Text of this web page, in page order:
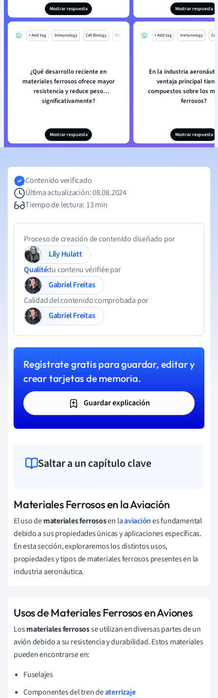
Mostrar respuesta Mostrar respuesta
+ Add tag Immunology Cell Biology Mo
¿Qué desarrollo reciente en
materiales ferrosos ofrece mayor
resistencia y reduce peso
significativamente?
Mostrar respuesta
+ Add tag Immunology
En la industria
ventaja principal
compuestos sobre los
ferrosos?
Mostrar respuesta
Contenido verificado
Última actualización: 08.08.2024
Tiempo de lectura: 13 min
Proceso de creación de contenido diseñado por
Lily Hulatt
Qualitédu contenu vérifiée par
Gabriel Freitas
Calidad del contenido comprobada por
Gabriel Freitas
Regístrate gratis para guardar, editar y
crear tarjetas de memoria.
Guardar explicación
Saltar a un capítulo clave
Materiales Ferrosos en la Aviación
El uso demateriales ferrososen laaviaciónes fundamental
debido a sus propiedades únicas y aplicaciones específicas.
En esta sección, exploraremos los distintos usos,
propiedades y tipos de materiales ferrosos presentes en la
industria aeronáutica.
Usos de Materiales Ferrosos en Aviones
Losmateriales ferrososse utilizan en diversas partes de un
avión debido a su resistencia y durabilidad. Estos materiales
pueden encontrarse en:
Fuselajes
Componentes del tren deaterrizaje